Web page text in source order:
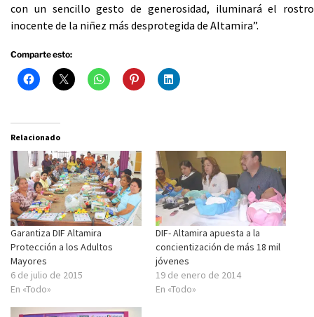
con un sencillo gesto de generosidad, iluminará el rostro
inocente de la niñez más desprotegida de Altamira”.
Comparte esto:
Relacionado
Garantiza DIF Altamira
Protección a los Adultos
Mayores
6 de julio de 2015
En «Todo»
DIF- Altamira apuesta a la
concientización de más 18 mil
jóvenes
19 de enero de 2014
En «Todo»